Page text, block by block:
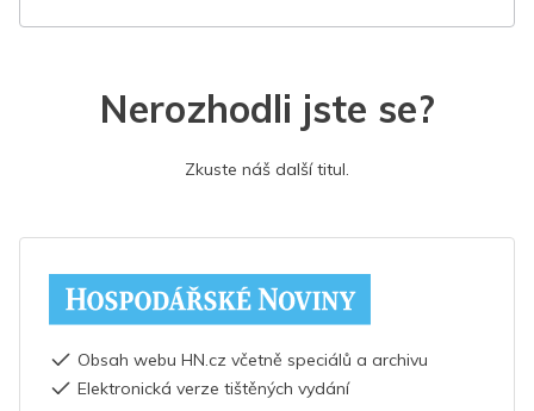
Nerozhodli jste se?
Zkuste náš další titul.
Obsah webu HN.cz včetně speciálů a archivu
Elektronická verze tištěných vydání